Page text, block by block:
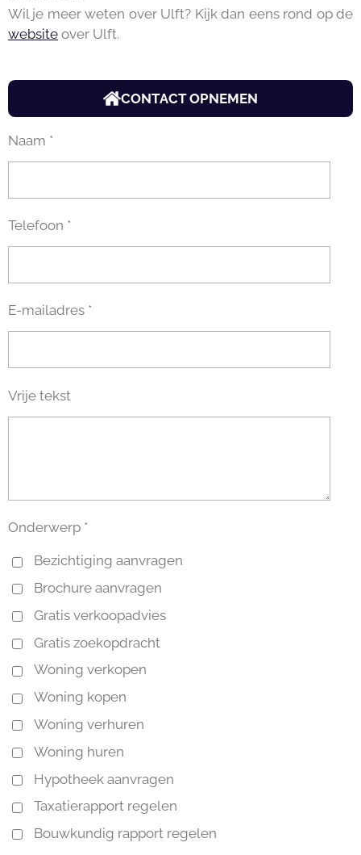
Wil je meer weten over Ulft? Kijk dan eens rond op de
website over Ulft.
CONTACT OPNEMEN
Naam *
Telefoon *
E-mailadres *
Vrije tekst
Onderwerp *
Bezichtiging aanvragen
Brochure aanvragen
Gratis verkoopadvies
Gratis zoekopdracht
Woning verkopen
Woning kopen
Woning verhuren
Woning huren
Hypotheek aanvragen
Taxatierapport regelen
Bouwkundig rapport regelen